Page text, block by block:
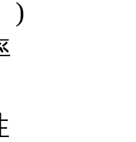
)
渗
选